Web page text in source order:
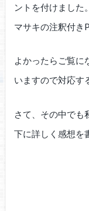
ントを付けました。
マサキの注釈付き
よかったらご覧
いますので対応す
さて、その中でも
下に詳しく感想を